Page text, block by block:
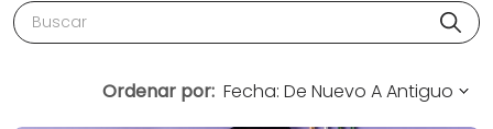
Buscar
Ordenar por: